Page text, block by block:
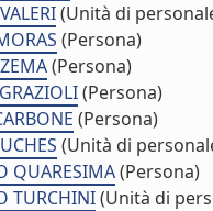
(Unità di
(Persona)
(Persona)
(Persona)
(Persona)
(Unità di
QUARESIMA(Persona)
TURCHINI(Unità di